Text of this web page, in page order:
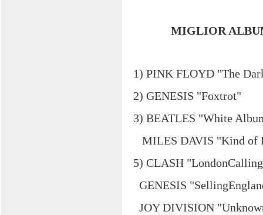
MIGLIOR
1) PINK FLOYD "The
2) GENESIS "Foxtrot"
3) BEATLES "White
MILES DAVIS "Kind of
5) CLASH
GENESIS
JOY DIVISION